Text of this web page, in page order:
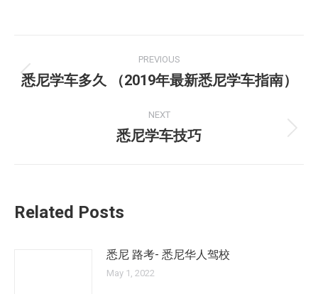
navigation
PREVIOUS
Previous
悉尼学车多久 （2019年最新悉尼学车指南）
NEXT
Next
悉尼学车技巧
Related Posts
悉尼 路考- 悉尼华人驾校
May 1, 2022